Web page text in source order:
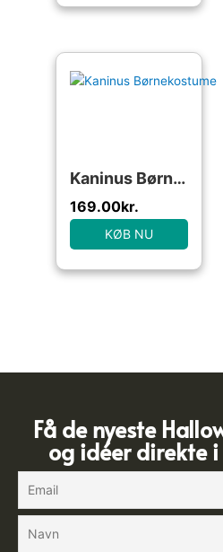
Kaninus Børnekostume
169.00kr.
KØB NU
Få de nyeste
og idéer direkte